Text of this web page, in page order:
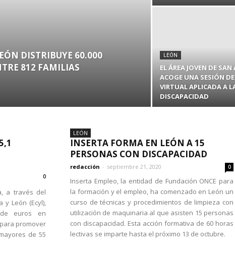
DISTRIBUYE 60.000
812 FAMILIAS
LEÓN
EL ÁREA JOVEN DE SAN
ACOGE UNA SESIÓN
VIRTUAL APLICADA A
DISCAPACIDAD
0
a través del
y León (Ecyl),
euros en
promover
de 55
LEÓN
INSERTA FORMA EN LEÓN A 15
PERSONAS CON DISCAPACIDAD
redacción - septiembre 21, 2020 0
Inserta Empleo, la entidad de Fundación ONCE para
la formación y el empleo, ha comenzado en León un
curso de técnicas y procedimientos de limpieza con
utilización de maquinaria al que asisten 15 personas
con discapacidad. Esta acción formativa de 60 horas
lectivas se imparte hasta el próximo 13 de octubre.